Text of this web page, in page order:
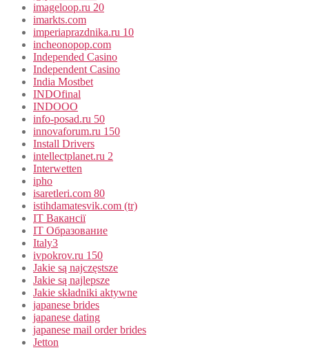
imageloop.ru 20
imarkts.com
imperiaprazdnika.ru 10
incheonopop.com
Independed Casino
Independent Casino
India Mostbet
INDOfinal
INDOOO
info-posad.ru 50
innovaforum.ru 150
Install Drivers
intellectplanet.ru 2
Interwetten
ipho
isaretleri.com 80
istihdamatesvik.com (tr)
IT Вакансії
IT Образование
Italy3
ivpokrov.ru 150
Jakie są najczęstsze
Jakie są najlepsze
Jakie składniki aktywne
japanese brides
japanese dating
japanese mail order brides
Jetton